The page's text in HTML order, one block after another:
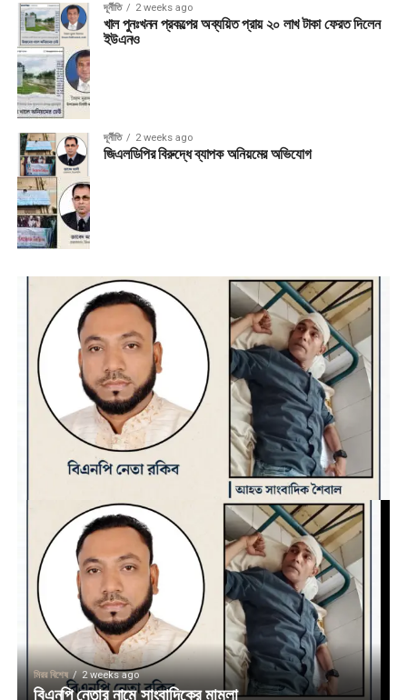
দূর্নীতি 2 weeks ago
খাল পুনঃখনন প্রকল্পের অব্যয়িত প্রায় ২০ লাখ টাকা ফেরত দিলেন
ইউএনও
দূর্নীতি 2 weeks ago
জিএলডিপির বিরুদ্ধে ব্যাপক অনিয়মের অভিযোগ
মিরর বিশেষ 2 weeks ago
বিএনপি নেতার নামে সাংবাদিকের মামলা